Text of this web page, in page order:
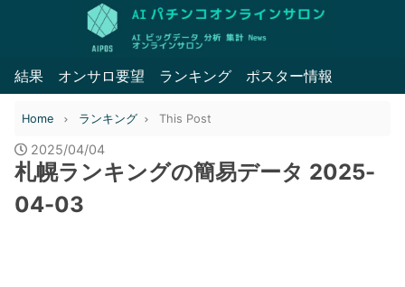
結果 オンサロ要望 ランキング ポスター情報
Home ランキング This Post
2025/04/04
札幌ランキングの簡易データ 2025-
04-03